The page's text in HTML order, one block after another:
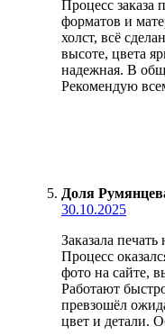
Процесс
форматов и
холст, всё
высоте, цвета
надежная. В
Рекомендую
Доля
30.10.2025
Заказала печать
Процесс
фото на сайте,
Работают
превзошёл
цвет и детали.